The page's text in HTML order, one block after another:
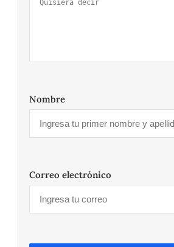
Nombre
Correo electrónico